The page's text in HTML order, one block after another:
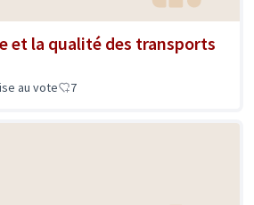
et la qualité des transports
au vote 7